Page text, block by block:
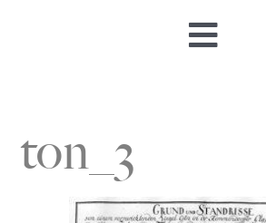
Toggle
Öffnungszeiten & Preise
Besucherbergwerk
ton_3